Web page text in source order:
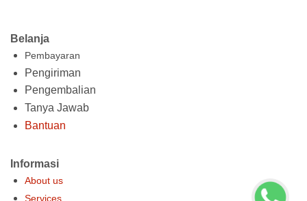
Belanja
Pembayaran
Pengiriman
Pengembalian
Tanya Jawab
Bantuan
Informasi
About us
Services